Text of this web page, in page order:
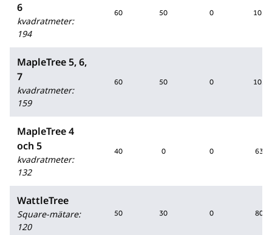
6
kvadratmeter:
194
60 50 0 105
MapleTree 5, 6,
7
kvadratmeter:
159
60 50 0 105
MapleTree 4
och 5
kvadratmeter:
132
40 0 0 63
WattleTree
Square-mätare:
120
50 30 0 80